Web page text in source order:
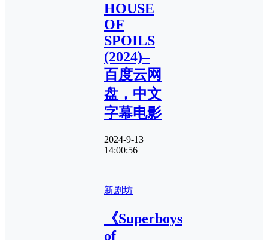
HOUSE
OF
SPOILS
(2024)–
百度云网
盘，中文
字幕电影
2024-9-13
14:00:56
新剧坊
《Superboys
of